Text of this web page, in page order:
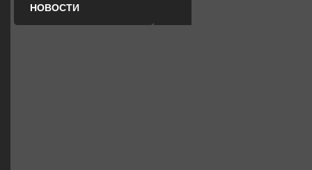
НОВОСТИ